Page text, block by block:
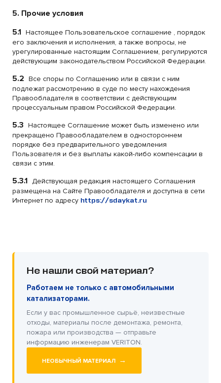
5. Прочие условия
5.1 Настоящее Пользовательское соглашение , порядок
его заключения и исполнения, а также вопросы, не
урегулированные настоящим Соглашением, регулируются
действующим законодательством Российской Федерации.
5.2 Все споры по Соглашению или в связи с ним
подлежат рассмотрению в суде по месту нахождения
Правообладателя в соответствии с действующим
процессуальным правом Российской Федерации.
5.3 Настоящее Соглашение может быть изменено или
прекращено Правообладателем в одностороннем
порядке без предварительного уведомления
Пользователя и без выплаты какой-либо компенсации в
связи с этим.
5.3.1 Действующая редакция настоящего Соглашения
размещена на Сайте Правообладателя и доступна в сети
Интернет по адресу https://sdaykat.ru
Не нашли свой материал?
Работаем не только с автомобильными
катализаторами.
Если у вас промышленное сырьё, неизвестные
отходы, материалы после демонтажа, ремонта,
пожара или производства — отправьте
информацию инженерам VERITON.
НЕОБЫЧНЫЙ МАТЕРИАЛ →